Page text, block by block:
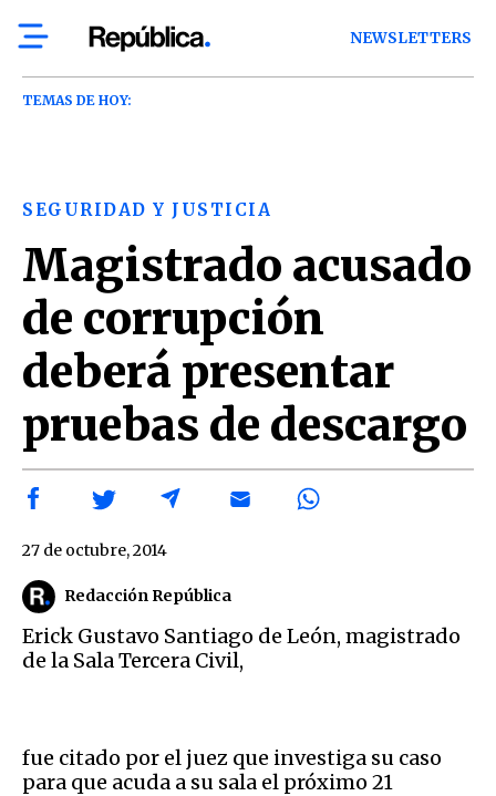
NEWSLETTERS
TEMAS DE HOY:
SEGURIDAD Y JUSTICIA
Magistrado acusado
de corrupción
deberá presentar
pruebas de descargo
Redacción República
27 de octubre, 2014
Erick Gustavo Santiago de León, magistrado
de la Sala Tercera Civil,
fue citado por el juez que investiga su caso
para que acuda a su sala el próximo 21